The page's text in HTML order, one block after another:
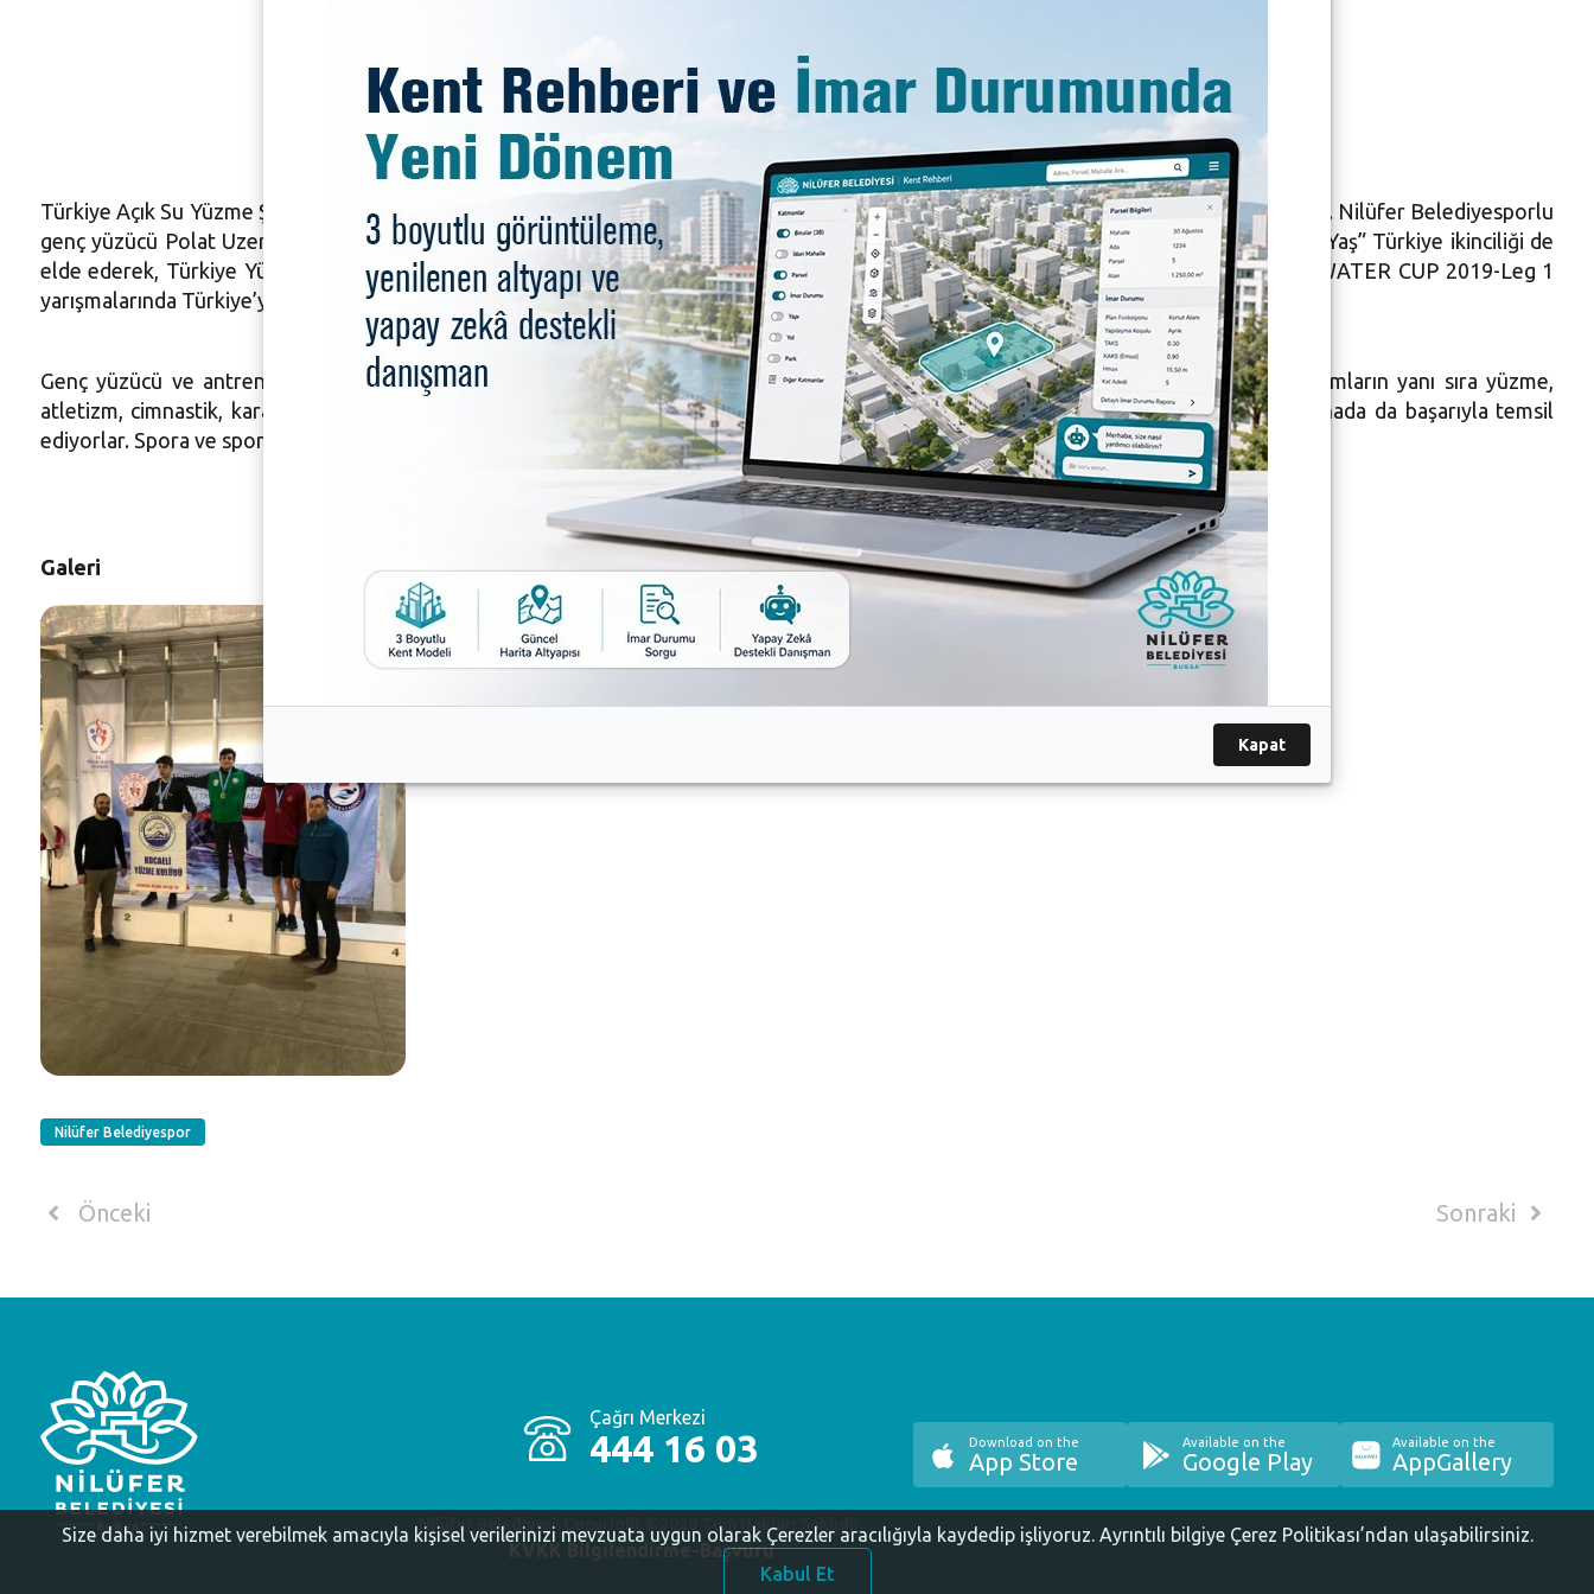
Nilüferli yüzücü Turnalı Milli Takım’da
Türkiye Açık Su Yüzme Şampiyonası Milli Takım ve Aday Kadro Belirleme Yarışmaları 6-9 Şubat tarihleri arasında Kocaeli Gebze’de yapıldı. Nilüfer Belediyesporlu
genç yüzücü Polat Uzer Turnalı, 10.000 metrede 01:56:18'lik derecesiyle 18 Yaş Türkiye Şampiyonu oldu. Turnalı, aynı zamanda “Açık Yaş” Türkiye ikinciliği de
elde ederek, Türkiye Yüzme Genç Milli Takımı’na seçildi. Polat Uzer Turnalı, 8 Mart 2020 tarihinde İsrail’de yapılacak olan LEN OPEN WATER CUP 2019-Leg 1
yarışmalarında Türkiye’yi ay yıldızlı mayo ile temsil edecek.
Genç yüzücü ve antrenörlerini kutlayan Nilüfer Belediye Başkanı ve Nilüfer Belediyespor Başkanı Turgay Erdem, “Profesyonel takımların yanı sıra yüzme,
atletizm, cimnastik, karate gibi amatör branşlarda da genç sporcularımız Türkiye şampiyonlukları kazanarak, ülkemizi uluslararası arenada da başarıyla temsil
ediyorlar. Spora ve sporcuya yaptığımız yatırımları önümüzdeki dönemde artırarak sürdüreceğiz” dedi.
Galeri
Nilüfer Belediyespor
Önceki Sonraki
Çağrı Merkezi
444 16 03
Nilüfer Belediyesi. Copyright ©2020 Tüm Hakları Saklıdır.
KVKK Bilgilendirme-Başvuru
Download on the
App Store
Available on the
Google Play
Available on the
AppGallery
Kapat
Size daha iyi hizmet verebilmek amacıyla kişisel verilerinizi mevzuata uygun olarak Çerezler aracılığıyla kaydedip işliyoruz. Ayrıntılı bilgiye Çerez Politikası’ndan ulaşabilirsiniz.
Kabul Et